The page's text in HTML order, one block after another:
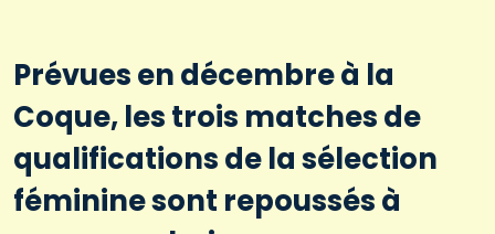
Prévues en décembre à la
Coque, les trois matches de
qualifications de la sélection
féminine sont repoussés à